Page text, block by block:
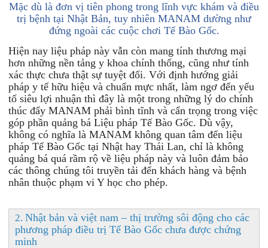
Mặc dù là đơn vị tiên phong trong lĩnh vực khám và điều
trị bệnh tại Nhật Bản, tuy nhiên MANAM dường như
đứng ngoài các cuộc chơi Tế Bào Gốc.
Hiện nay liệu pháp này vẫn còn mang tính thương mại
hơn những nền tảng y khoa chính thống, cũng như tính
xác thực chưa thật sự tuyệt đối. Với định hướng giải
pháp y tế hữu hiệu và chuẩn mực nhất, làm ngơ đến yếu
tố siêu lợi nhuận thì đây là một trong những lý do chính
thúc đẩy MANAM phải bình tĩnh và cẩn trọng trong việc
góp phần quảng bá Liệu pháp Tế Bào Gốc. Dù vậy,
không có nghĩa là MANAM không quan tâm đến liệu
pháp Tế Bào Gốc tại Nhật hay Thái Lan, chỉ là không
quảng bá quá rầm rộ về liệu pháp này và luôn đảm bảo
các thông chúng tôi truyền tải đến khách hàng và bệnh
nhân thuộc phạm vi Y học cho phép.
2. Nhật bản và việt nam – thị trường sôi động cho các
phương pháp điều trị Tế Bào Gốc chưa được chứng
minh